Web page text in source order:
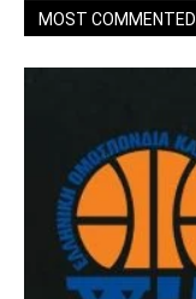
MOST COMMENTED